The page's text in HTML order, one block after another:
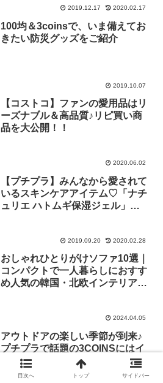
2019.12.17 2020.02.17
100均＆3coinsで、いま備えてお
きたい防災グッズをご紹介
2019.10.07
【コストコ】ファンの愛用品はリ
ーズナブル＆高品質♪リピ買い商
品を大公開！！
2020.06.02
【プチプラ】みんなから愛されて
いるスキンケアアイテム♡「ナチ
ュリエ ハトムギ保湿ジェル」を
2019.09.20 2020.02.28
おしゃれひとりがけソファ10選｜
コンパクトで一人暮らしにおすす
め人気の韓国・北欧インテリア家
2024.04.05
アウトドアの楽しい季節が到来♪
プチプラで話題の3COINSにはイ
ンスタ映えバッチリのカワイイビ
ーチグッズがたくさん♡
目次へ トップ サイドバー